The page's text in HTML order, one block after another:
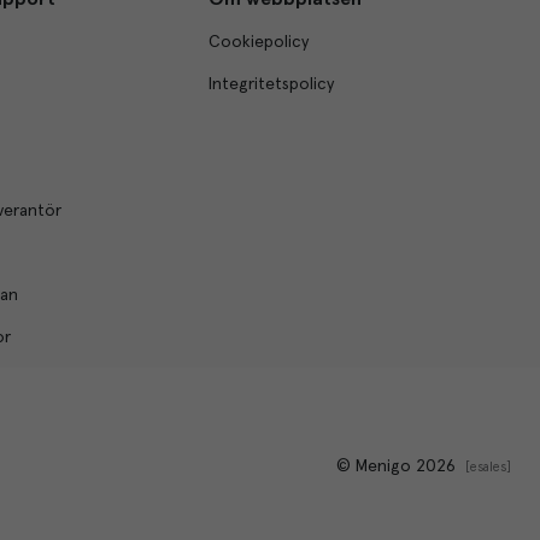
Cookiepolicy
Integritetspolicy
© Menigo 2026 esales]